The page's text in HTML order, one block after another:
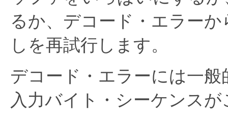
るか、デコード・エラー
しを再試行します。
デコード・エラーには一
入力バイト・シーケンス